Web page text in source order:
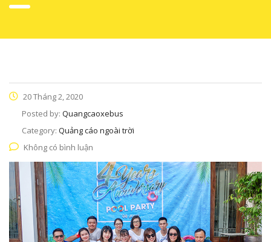
20 Tháng 2, 2020
Posted by: Quangcaoxebus
Category: Quảng cáo ngoài trời
Không có bình luận